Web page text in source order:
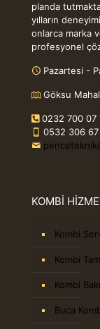
planda
yılların
onlarca marka
profesyonel
Pazartesi -
Göksu
0232 700 07
0532 306 67
KOMBİ
Kombi
Kombi
Kombi
Buca